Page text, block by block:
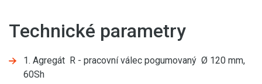
Technické parametry
1. Agregát R - pracovní válec pogumovaný Ø 120 mm,
60Sh